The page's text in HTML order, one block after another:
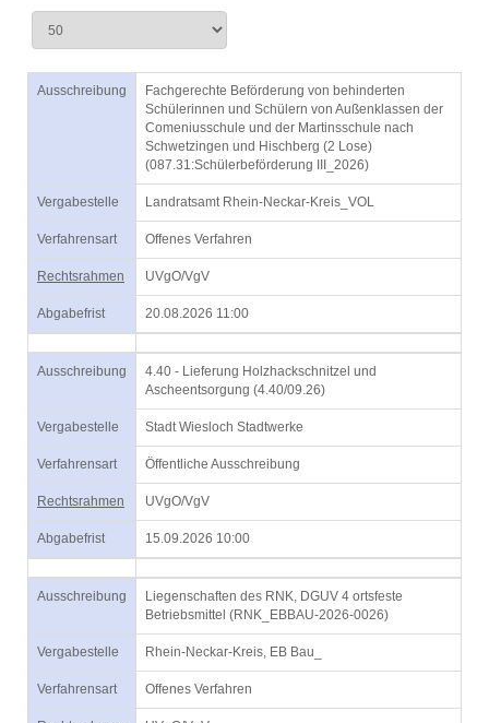
Ausschreibung
Fachgerechte Beförderung von behinderten
Schülerinnen und Schülern von Außenklassen der
Comeniusschule und der Martinsschule nach
Schwetzingen und Hischberg (2 Lose)
(087.31:Schülerbeförderung III_2026)
Vergabestelle Landratsamt Rhein-Neckar-Kreis_VOL
Verfahrensart Offenes Verfahren
Rechtsrahmen UVgO/VgV
Abgabefrist 20.08.2026 11:00
Ausschreibung
4.40 - Lieferung Holzhackschnitzel und
Ascheentsorgung (4.40/09.26)
Vergabestelle Stadt Wiesloch Stadtwerke
Verfahrensart Öffentliche Ausschreibung
Rechtsrahmen UVgO/VgV
Abgabefrist 15.09.2026 10:00
Ausschreibung
Liegenschaften des RNK, DGUV 4 ortsfeste
Betriebsmittel (RNK_EBBAU-2026-0026)
Vergabestelle Rhein-Neckar-Kreis, EB Bau_
Verfahrensart Offenes Verfahren